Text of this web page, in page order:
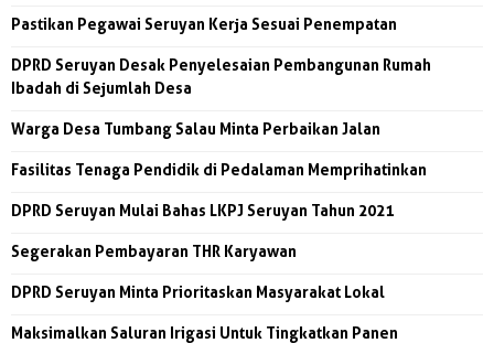
Pastikan Pegawai Seruyan Kerja Sesuai Penempatan
DPRD Seruyan Desak Penyelesaian Pembangunan Rumah
Ibadah di Sejumlah Desa
Warga Desa Tumbang Salau Minta Perbaikan Jalan
Fasilitas Tenaga Pendidik di Pedalaman Memprihatinkan
DPRD Seruyan Mulai Bahas LKPJ Seruyan Tahun 2021
Segerakan Pembayaran THR Karyawan
DPRD Seruyan Minta Prioritaskan Masyarakat Lokal
Maksimalkan Saluran Irigasi Untuk Tingkatkan Panen